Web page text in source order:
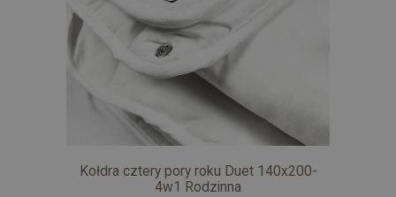
Kołdra cztery pory roku Duet 140x200-
4w1 Rodzinna